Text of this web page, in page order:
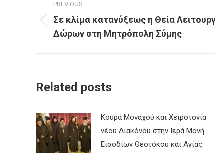
navigation
PREVIOUS
Previous
post:
Σε κλίμα κατανύξεως η Θεία
Δώρων στη Μητρόπολη Σύμης
Related posts
Κουρά Μοναχού και Χειροτονία
νέου Διακόνου στην Ιερά Μονή
Εισοδίων Θεοτόκου και Αγίας